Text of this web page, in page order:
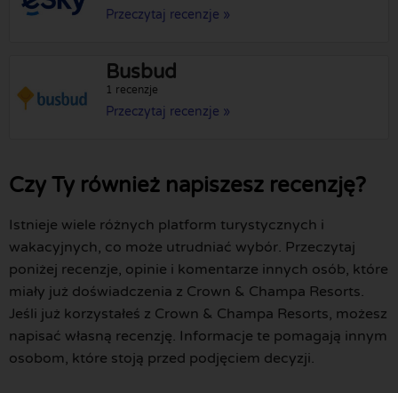
Przeczytaj recenzje »
Busbud
1 recenzje
Przeczytaj recenzje »
Czy Ty również napiszesz recenzję?
Istnieje wiele różnych platform turystycznych i
wakacyjnych, co może utrudniać wybór. Przeczytaj
poniżej recenzje, opinie i komentarze innych osób, które
miały już doświadczenia z Crown & Champa Resorts.
Jeśli już korzystałeś z Crown & Champa Resorts, możesz
napisać własną recenzję. Informacje te pomagają innym
osobom, które stoją przed podjęciem decyzji.